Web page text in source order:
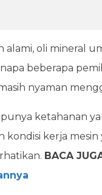
alami, oli mineral
beberapa
nyaman
ketahanan
kerja
BACA